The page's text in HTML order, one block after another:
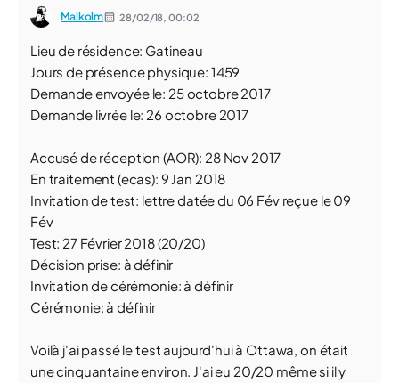
Malkolm 28/02/18,00:02
Lieu de résidence: Gatineau
Jours de présence physique: 1459
Demande envoyée le: 25 octobre 2017
Demande livrée le: 26 octobre 2017
Accusé de réception (AOR): 28 Nov 2017
En traitement (ecas): 9 Jan 2018
Invitation de test: lettre datée du 06 Fév reçue le 09
Fév
Test: 27 Février 2018 (20/20)
Décision prise: à définir
Invitation de cérémonie: à définir
Cérémonie: à définir
Voilà j'ai passé le test aujourd'hui à Ottawa, on était
une cinquantaine environ. J'ai eu 20/20 même si il y